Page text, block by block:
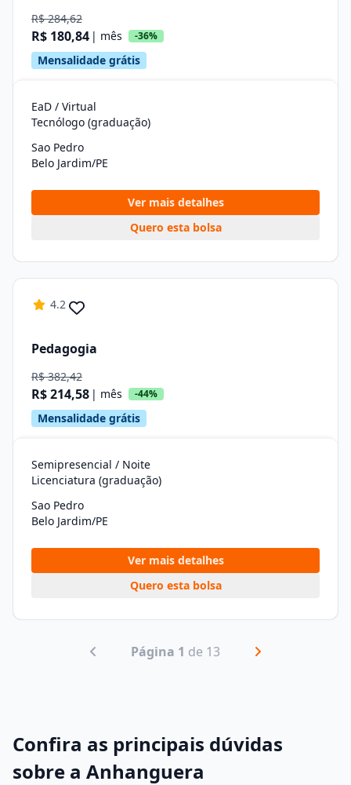
R$ 284,62
R$ 180,84 | mês -36%
Mensalidade grátis
EaD / Virtual
Tecnólogo (graduação)
Sao Pedro
Belo Jardim/PE
Ver mais detalhes
Quero esta bolsa
4.2
Pedagogia
R$ 382,42
R$ 214,58 | mês -44%
Mensalidade grátis
Semipresencial / Noite
Licenciatura (graduação)
Sao Pedro
Belo Jardim/PE
Ver mais detalhes
Quero esta bolsa
Página 1 de 13
Confira as principais dúvidas
sobre a Anhanguera